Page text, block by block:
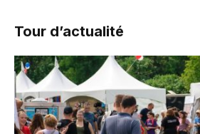
Tour d’actualité